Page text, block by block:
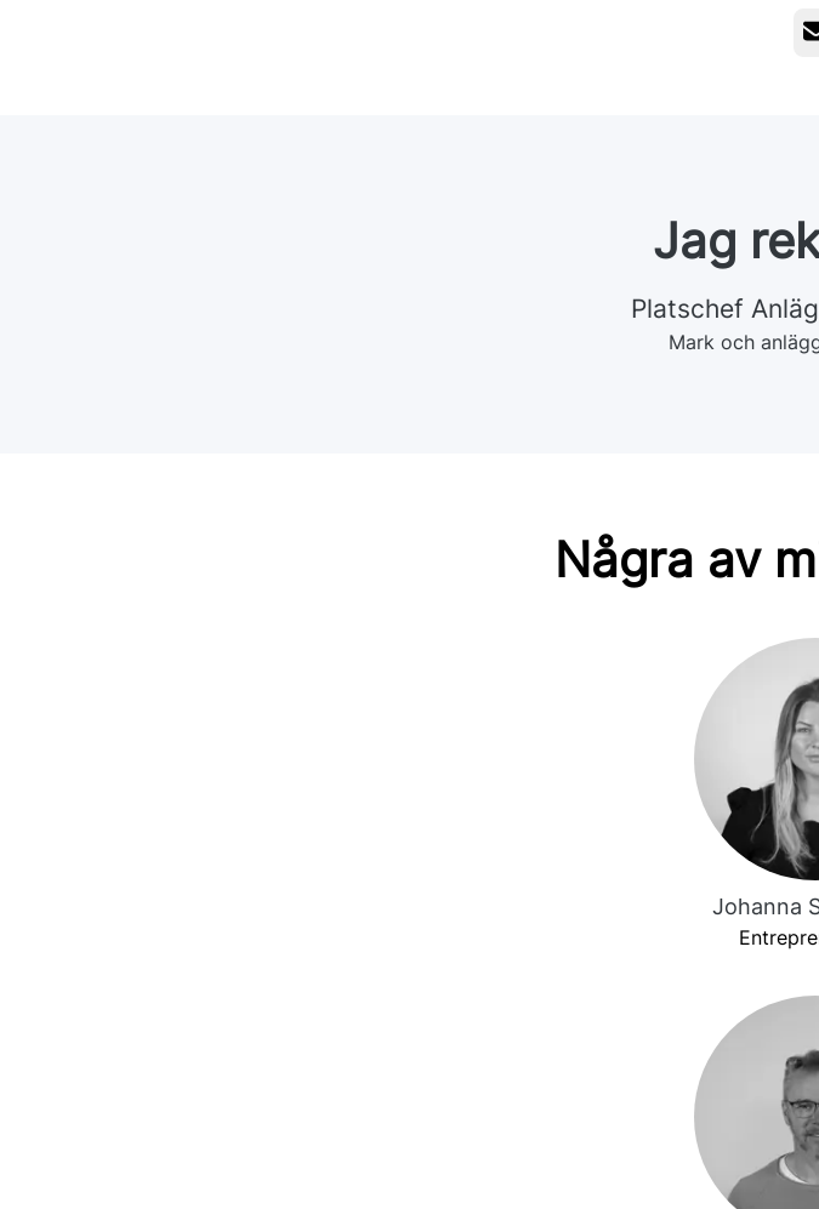
Jag
Platschef
Mark och
Några av
Johanna